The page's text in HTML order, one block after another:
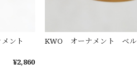
メント
¥2,860
KWO オーナメント ベル